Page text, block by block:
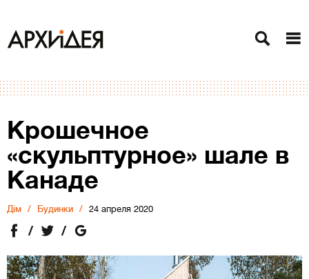
Крошечное
«скульптурное» шале в
Канаде
Дiм Будинки 24 апреля 2020